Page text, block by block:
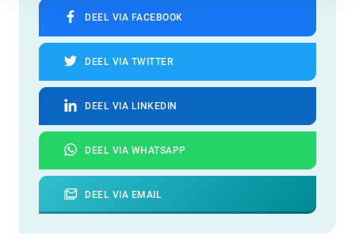
DEEL VIA FACEBOOK
DEEL VIA TWITTER
DEEL VIA LINKEDIN
DEEL VIA WHATSAPP
DEEL VIA EMAIL